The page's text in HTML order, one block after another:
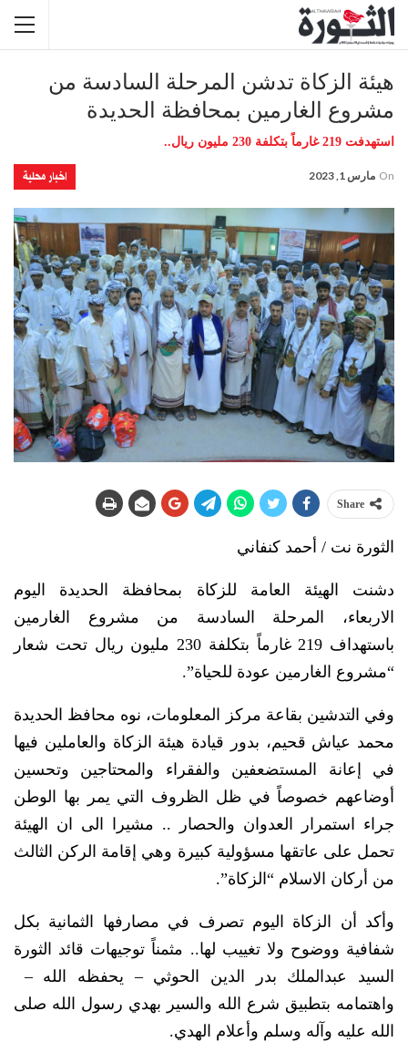
هيئة الزكاة تدشن المرحلة السادسة من
مشروع الغارمين بمحافظة الحديدة
استهدفت 219 غارماً بتكلفة 230 مليون ريال..
اخبار محلية On مارس 1, 2023
Share
الثورة نت / أحمد كنفاني
دشنت الهيئة العامة للزكاة بمحافظة الحديدة اليوم
الاربعاء، المرحلة السادسة من مشروع الغارمين
باستهداف 219 غارماً بتكلفة 230 مليون ريال تحت شعار
“مشروع الغارمين عودة للحياة”.
وفي التدشين بقاعة مركز المعلومات، نوه محافظ الحديدة
محمد عياش قحيم، بدور قيادة هيئة الزكاة والعاملين فيها
في إعانة المستضعفين والفقراء والمحتاجين وتحسين
أوضاعهم خصوصاً في ظل الظروف التي يمر بها الوطن
جراء استمرار العدوان والحصار .. مشيرا الى ان الهيئة
تحمل على عاتقها مسؤولية كبيرة وهي إقامة الركن الثالث
من أركان الاسلام “الزكاة”.
وأكد أن الزكاة اليوم تصرف في مصارفها الثمانية بكل
شفافية ووضوح ولا تغييب لها.. مثمناً توجيهات قائد الثورة
السيد عبدالملك بدر الدين الحوثي – يحفظه الله –
واهتمامه بتطبيق شرع الله والسير بهدي رسول الله صلى
الله عليه وآله وسلم وأعلام الهدي.